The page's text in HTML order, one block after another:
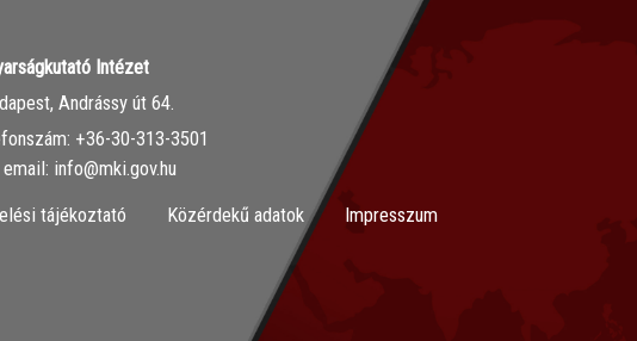
Intézet
Andrássy út 64.
‭+36-30-313-3501
info@mki.gov.hu
tájékoztató Közérdekű adatok Impresszum